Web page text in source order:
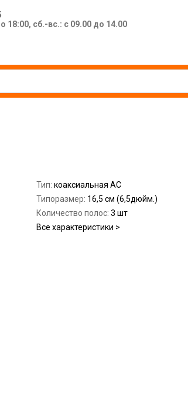
18:00, сб.-вс.: с 09.00 до 14.00
Тип: коаксиальная АС
Типоразмер: 16,5 см (6,5дюйм.)
Количество полос: 3 шт
Все характеристики >